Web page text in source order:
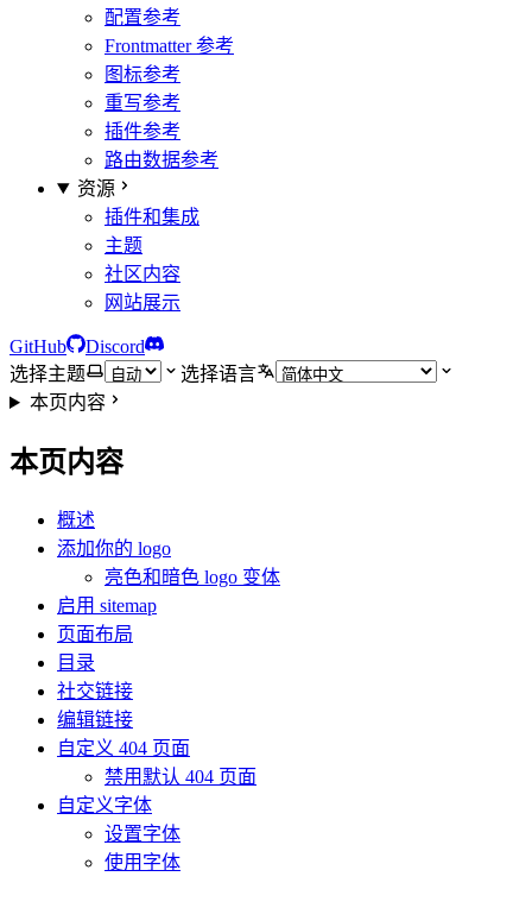
配置参考
Frontmatter 参考
图标参考
重写参考
插件参考
路由数据参考
资源
插件和集成
主题
社区内容
网站展示
GitHub
Discord
选择主题
选择语言
本页内容
本页内容
概述
添加你的 logo
亮色和暗色 logo 变体
启用 sitemap
页面布局
目录
社交链接
编辑链接
自定义 404 页面
禁用默认 404 页面
自定义字体
设置字体
使用字体